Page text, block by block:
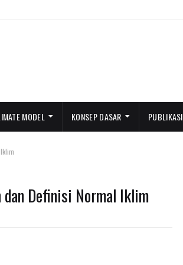
MODEL KONSEP DASAR PUBLIKASI
dan Definisi Normal Iklim